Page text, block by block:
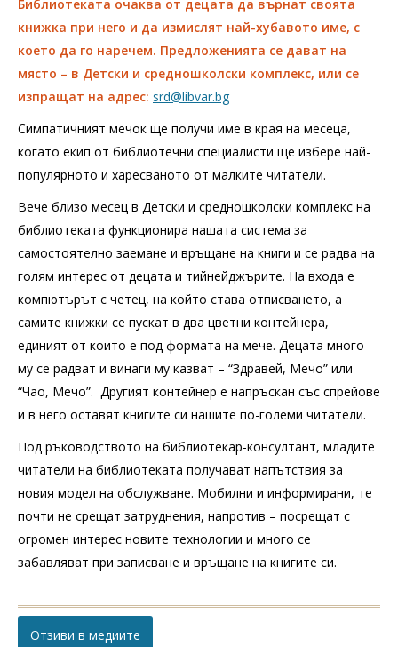
Библиотеката очаква от децата да върнат своята
книжка при него и да измислят най-хубавото име, с
което да го наречем. Предложенията се дават на
място – в Детски и средношколски комплекс, или се
изпращат на адрес: srd@libvar.bg
Симпатичният мечок ще получи име в края на месеца,
когато екип от библиотечни специалисти ще избере най-
популярното и харесваното от малките читатели.
Вече близо месец в Детски и средношколски комплекс на
библиотеката функционира нашата система за
самостоятелно заемане и връщане на книги и се радва на
голям интерес от децата и тийнейджърите. На входа е
компютърът с четец, на който става отписването, а
самите книжки се пускат в два цветни контейнера,
единият от които е под формата на мече. Децата много
му се радват и винаги му казват – “Здравей, Мечо” или
“Чао, Мечо”. Другият контейнер е напръскан със спрейове
и в него оставят книгите си нашите по-големи читатели.
Под ръководството на библиотекар-консултант, младите
читатели на библиотеката получават напътствия за
новия модел на обслужване. Мобилни и информирани, те
почти не срещат затруднения, напротив – посрещат с
огромен интерес новите технологии и много се
забавляват при записване и връщане на книгите си.
Отзиви в медиите